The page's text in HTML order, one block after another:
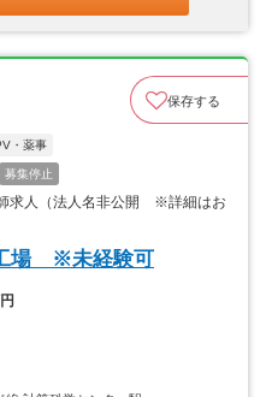
保存する
・薬事
募集停止
求人（法人名非公開 ※詳細はお
場 ※未経験可